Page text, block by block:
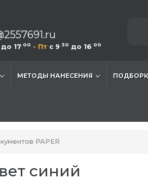
до 17 00 - Пт c 9 30 до 16 00
МЕТОДЫ НАНЕСЕНИЯ
PAPER
синий